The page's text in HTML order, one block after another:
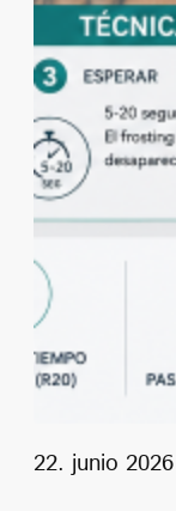
22. junio 2026